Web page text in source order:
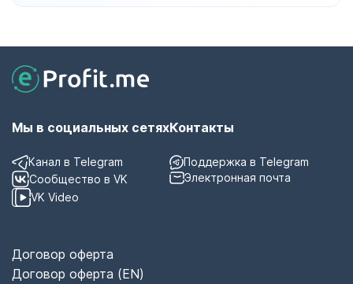
Договор оферта
Договор оферта (EN)
Мы в социальных сетях
Канал в Telegram
Сообщество в VK
VK Video
Контакты
Поддержка в Telegram
Электронная почта